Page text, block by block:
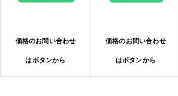
価格のお問い合わせ
はボタンから
価格のお問い合わせ
はボタンから